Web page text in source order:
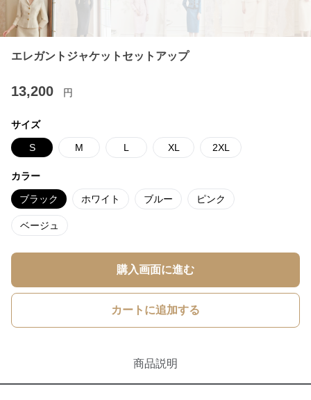
エレガントジャケットセットアップ
13,200 円
サイズ
S M L XL 2XL
カラー
ブラック ホワイト ブルー ピンク
ベージュ
購入画面に進む
カートに追加する
商品説明